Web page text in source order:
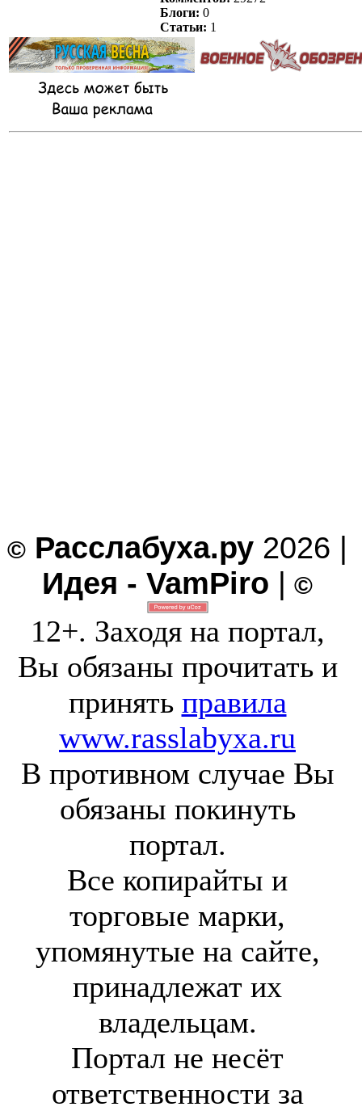
Блоги: 0
Статьи: 1
© Расслабуха.ру 2026 |
Идея - VamPiro | ©
12+. Заходя на портал,
Вы обязаны прочитать и
принять правила
www.rasslabyxa.ru
В противном случае Вы
обязаны покинуть
портал.
Все копирайты и
торговые марки,
упомянутые на сайте,
принадлежат их
владельцам.
Портал не несёт
ответственности за